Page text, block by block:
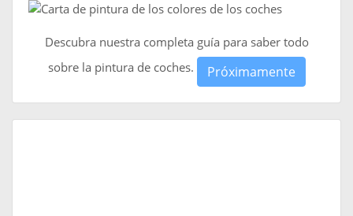
Descubra nuestra completa guía para saber todo
sobre la pintura de coches.
Próximamente